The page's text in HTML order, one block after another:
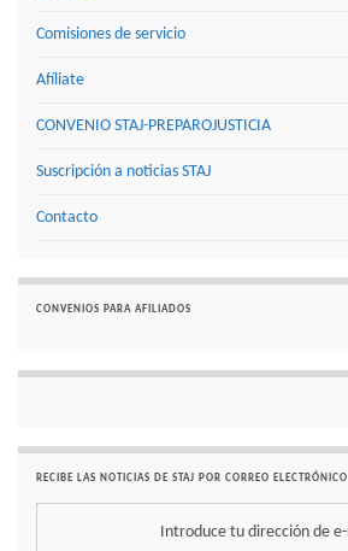
Comisiones de servicio
Afíliate
CONVENIO STAJ-PREPAROJUSTICIA
Suscripción a noticias STAJ
Contacto
CONVENIOS PARA AFILIADOS
RECIBE LAS NOTICIAS DE STAJ POR CORREO ELECTRÓNICO
Introduce tu dirección de